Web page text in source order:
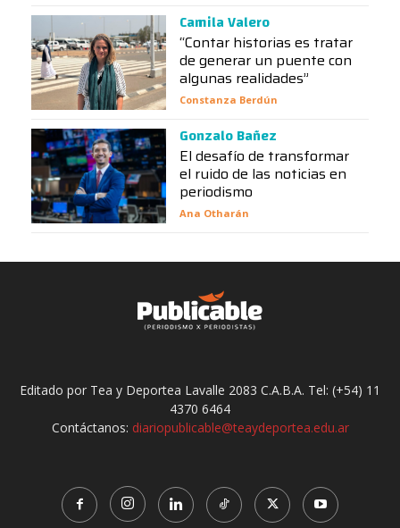
Camila Valero
“Contar historias es tratar
de generar un puente con
algunas realidades”
Constanza Berdún
Gonzalo Bañez
El desafío de transformar
el ruido de las noticias en
periodismo
Ana Otharán
Editado por Tea y Deportea Lavalle 2083 C.A.B.A. Tel: (+54) 11
4370 6464
Contáctanos: diariopublicable@teaydeportea.edu.ar